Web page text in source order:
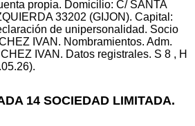
propia. Domicilio: C/ SANTA
33202 (GIJON). Capital:
de unipersonalidad. Socio
IVAN. Nombramientos. Adm.
IVAN. Datos registrales. S 8 , H
14 SOCIEDAD LIMITADA.